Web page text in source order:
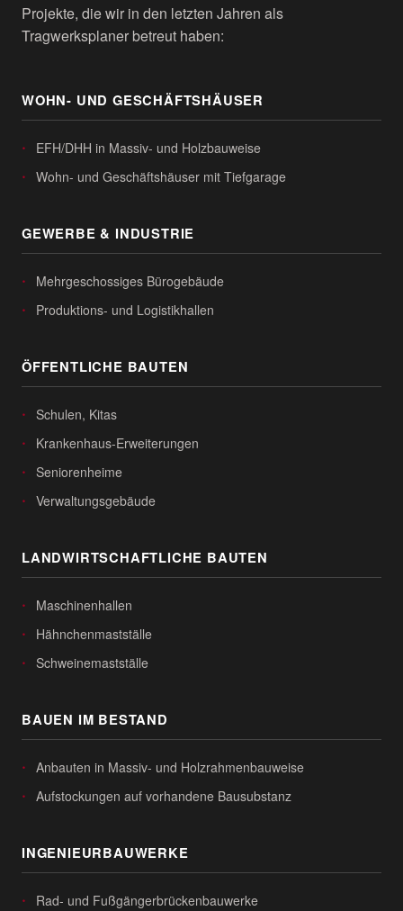
Projekte, die wir in den letzten Jahren als
Tragwerksplaner betreut haben:
WOHN- UND GESCHÄFTSHÄUSER
EFH/DHH in Massiv- und Holzbauweise
Wohn- und Geschäftshäuser mit Tiefgarage
GEWERBE & INDUSTRIE
Mehrgeschossiges Bürogebäude
Produktions- und Logistikhallen
ÖFFENTLICHE BAUTEN
Schulen, Kitas
Krankenhaus-Erweiterungen
Seniorenheime
Verwaltungsgebäude
LANDWIRTSCHAFTLICHE BAUTEN
Maschinenhallen
Hähnchenmastställe
Schweinemastställe
BAUEN IM BESTAND
Anbauten in Massiv- und Holzrahmenbauweise
Aufstockungen auf vorhandene Bausubstanz
INGENIEURBAUWERKE
Rad- und Fußgängerbrückenbauwerke